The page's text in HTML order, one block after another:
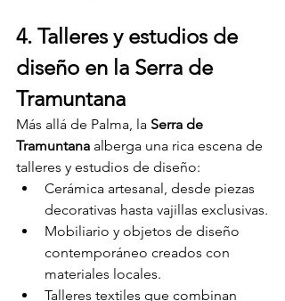
4. Talleres y estudios de
diseño en la Serra de
Tramuntana
Más allá de Palma, la Serra de
Tramuntana alberga una rica escena de
talleres y estudios de diseño:
Cerámica artesanal, desde piezas
decorativas hasta vajillas exclusivas.
Mobiliario y objetos de diseño
contemporáneo creados con
materiales locales.
Talleres textiles que combinan